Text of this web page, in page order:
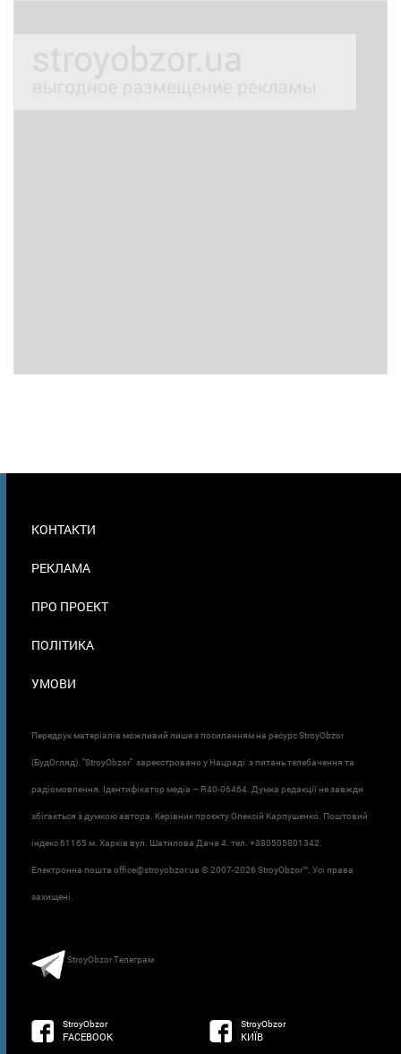
В
КОНТАКТИ
РЕКЛАМА
ПРО ПРОЕКТ
ПОЛІТИКА
УМОВИ
Передрук матеріалів можливий лише з посиланням на ресурс StroyObzor
(БудОгляд). "StroyObzor" зареєстровано у Нацраді з питань телебачення та
радіомовлення. Ідентифікатор медіа – R40-06464. Думка редакції не завжди
збігається з думкою автора. Керівник проєкту Олексій Карпушенко. Поштовий
індекс 61165 м. Харків вул. Шатилова Дача 4. тел. +380505801342.
Електронна пошта office@stroyobzor.ua © 2007-2026 StroyObzor™. Усі права
захищені.
StroyObzor Телеграм
StroyObzor
FACEBOOK
StroyObzor
КИЇВ